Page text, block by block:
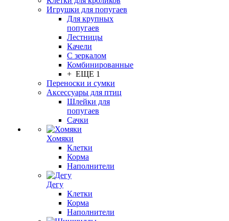
Игрушки для попугаев
Для крупных
попугаев
Лестницы
Качели
С зеркалом
Комбинированные
+ ЕЩЕ 1
Переноски и сумки
Аксессуары для птиц
Шлейки для
попугаев
Сачки
Хомяки
Клетки
Корма
Наполнители
Дегу
Клетки
Корма
Наполнители